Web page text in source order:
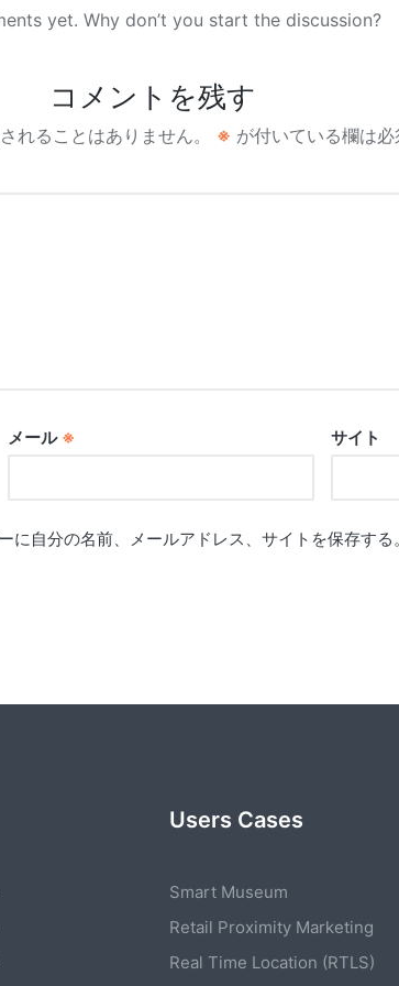
yet. Why don’t you start the discussion?
コメントを残す
れることはありません。 ※ が付いている欄は
メール ※ サイト
自分の名前、メールアドレス、サイトを保存する。
Users Cases
Smart Museum
Retail Proximity Marketing
Real Time Location (RTLS)